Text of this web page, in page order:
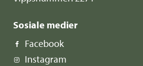
Sosiale medier
Facebook
Instagram